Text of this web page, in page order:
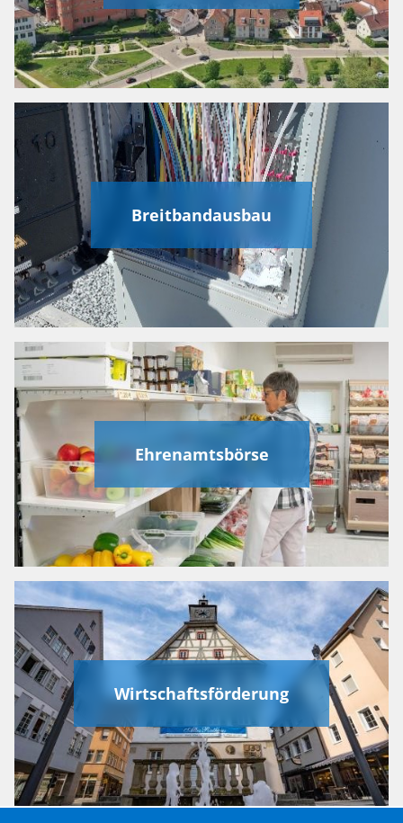
Breitbandausbau
Ehrenamtsbörse
Wirtschaftsförderung